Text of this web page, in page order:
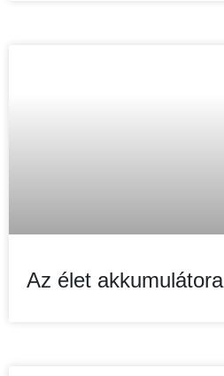
Az élet akkumulátora